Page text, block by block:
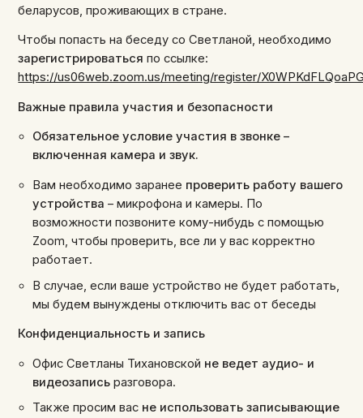
беларусов, проживающих в стране.
Чтобы попасть на беседу со Светланой, необходимо
зарегистрироватьсяпо ссылке:
https://us06web.zoom.us/meeting/register/
Важные правила участия и безопасности
Обязательное условие участия в звонке –
включенная камера и звук.
Вам необходимо заранее проверить работу вашего
устройства – микрофона и камеры. По
возможности позвоните кому-нибудь с помощью
Zoom, чтобы проверить, все ли у вас корректно
работает.
В случае, если ваше устройство не будет работать,
мы будем вынуждены отключить вас от беседы
Конфиденциальность и запись
Офис Светланы Тихановской не ведет аудио- и
видеозапись разговора.
Также просим вас не использовать записывающие